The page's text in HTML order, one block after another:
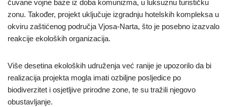
čuvane vojne baze iz doba komunizma, u luksuznu turističku
zonu. Također, projekt uključuje izgradnju hotelskih kompleksa u
okviru zaštićenog područja Vjosa-Narta, što je posebno izazvalo
reakcije ekoloških organizacija.
Više desetina ekoloških udruženja već ranije je upozorilo da bi
realizacija projekta mogla imati ozbiljne posljedice po
biodiverzitet i osjetljive prirodne zone, te su tražili njegovo
obustavljanje.